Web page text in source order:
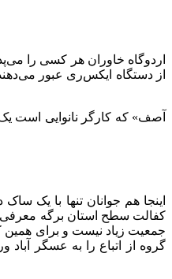
اردوگاه خاوران هر کسی را
از دستگاه ایکس‌ری عبور
اینجا هم جوانان تنها با یک
کفالت سطح استان برگه معرفی
جمعیت زیاد نیست و برای همین
گروه از اتباع را به عسگر